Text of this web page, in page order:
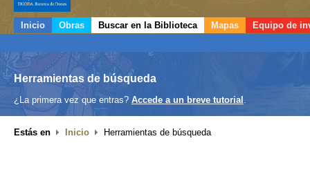
Inicio Obras Buscar en la Biblioteca Mapas Equipo de
Herramientas de búsqueda
¿La primera vez que entras? Accede a un breve tutorial .
Estás en Inicio Herramientas de búsqueda